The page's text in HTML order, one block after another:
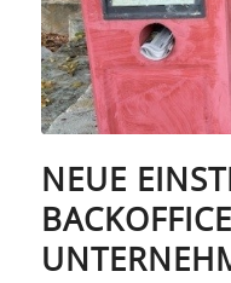
NEUE